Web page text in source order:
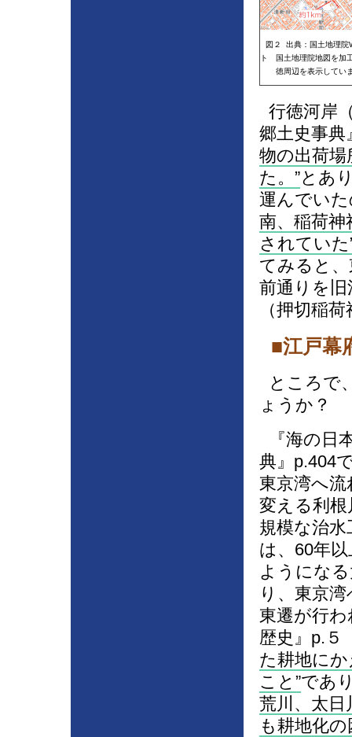
図２ 出典：国土地理院
ト 国土地理院地図を加
徳周辺を表示してい
行徳河岸
郷土史事典
物の出荷
た。
とあ
運んでい
南、稲荷神
されていた
てみると
前通りを
（押切稲
■江戸幕
ところで
ょうか？
『海の日
典』p.404
東京湾へ
変える利
規模な治
は、60年
ようにな
り、東京
東遷が行
歴史』p.５
た耕地に
こと であ
荒川、太
も耕地化